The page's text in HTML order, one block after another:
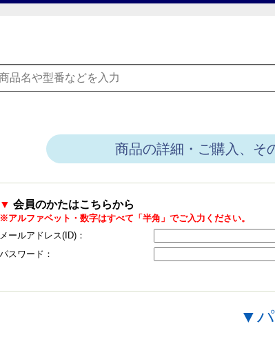
商品の詳細・ご購入、そ
▼ 会員のかたはこちらから
※アルファベット・数字はすべて「半角」でご入力ください。
メールアドレス(ID)：
パスワード：
▼パ